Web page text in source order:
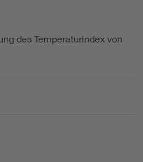
des Temperaturindex von